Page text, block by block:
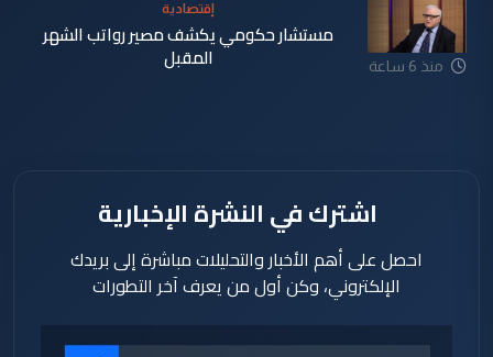
منذ 6 ساعة
إقتصادية
مستشار حكومي يكشف مصير رواتب الشهر
المقبل
اشترك في النشرة الإخبارية
احصل على أهم الأخبار والتحليلات مباشرة إلى بريدك
الإلكتروني، وكن أول من يعرف آخر التطورات